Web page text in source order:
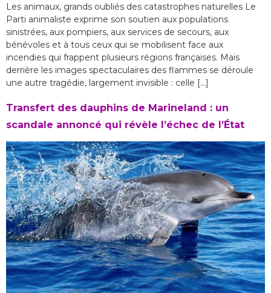
Les animaux, grands oubliés des catastrophes naturelles Le
Parti animaliste exprime son soutien aux populations
sinistrées, aux pompiers, aux services de secours, aux
bénévoles et à tous ceux qui se mobilisent face aux
incendies qui frappent plusieurs régions françaises. Mais
derrière les images spectaculaires des flammes se déroule
une autre tragédie, largement invisible : celle […]
Transfert des dauphins de Marineland : un
scandale annoncé qui révèle l’échec de l’État